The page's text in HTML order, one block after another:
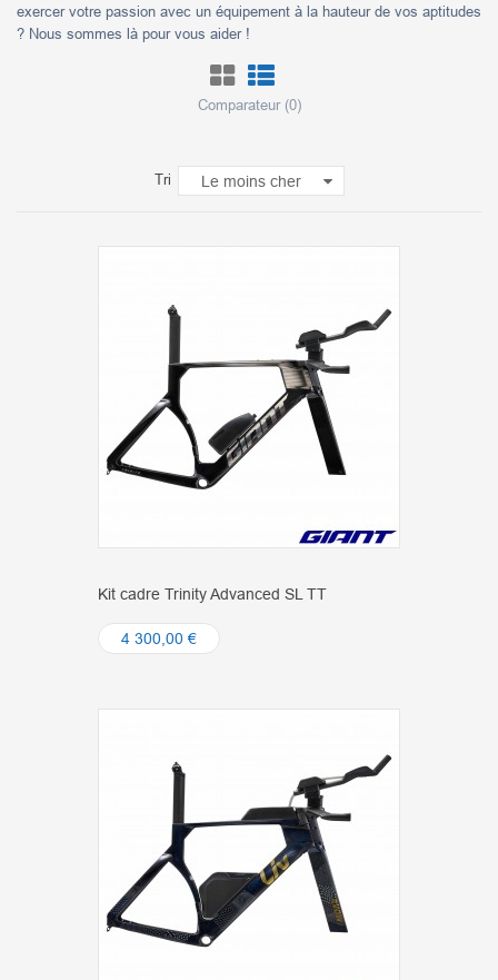
exercer votre passion avec un équipement à la hauteur de vos aptitudes
? Nous sommes là pour vous aider !
Comparateur (0)
Tri Le moins cher
Kit cadre Trinity Advanced SL TT
4 300,00 €